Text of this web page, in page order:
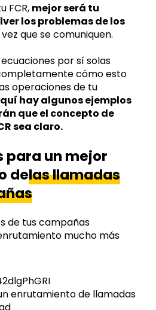
FCR, mejor será tu
los problemas de los
que se comuniquen.
por sí solas
cómo esto
operaciones de tu
hay algunos ejemplos
que el concepto de
sea claro.
para un mejor
delas llamadas
de tus campañas
mucho más
enrutamiento de llamadas